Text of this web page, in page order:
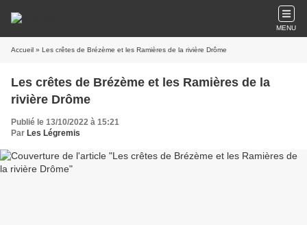
MENU
Accueil » Les crêtes de Brézème et les Ramières de la rivière Drôme
Les crêtes de Brézème et les Ramières de la
rivière Drôme
Publié le 13/10/2022 à 15:21
Par Les Légremis